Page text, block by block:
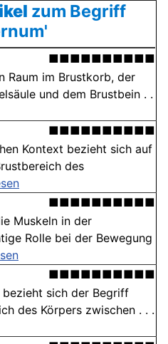
zum Begriff
■■■■■■■■■■
Raum im Brustkorb, der
und dem Brustbein . .
■■■■■■■■■■
Kontext bezieht sich auf
des
■■■■■■■■■■
Muskeln in der
Rolle bei der Bewegung
■■■■■■■■■■
sich der Begriff
des Körpers zwischen . . .